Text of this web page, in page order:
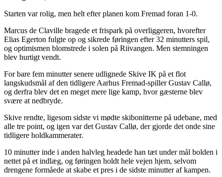
Starten var rolig, men helt efter planen kom Fremad foran 1-0.
Marcus de Claville bragede et frispark på overliggeren, hvorefter
Elias Egerton fulgte op og sikrede føringen efter 32 minutters spil,
og optimismen blomstrede i solen på Riivangen. Men stemningen
blev hurtigt vendt.
For bare fem minutter senere udlignede Skive IK på et flot
langskudsmål af den tidligere Aarhus Fremad-spiller Gustav Callø,
og derfra blev det en meget mere lige kamp, hvor gæsterne blev
svære at nedbryde.
Skive rendte, ligesom sidste vi mødte skibonitterne på udebane, med
alle tre point, og igen var det Gustav Callø, der gjorde det onde sine
tidligere holdkammerater.
10 minutter inde i anden halvleg headede han tæt under mål bolden i
nettet på et indlæg, og føringen holdt hele vejen hjem, selvom
drengene formåede at skabe et pres i de sidste minutter af kampen.